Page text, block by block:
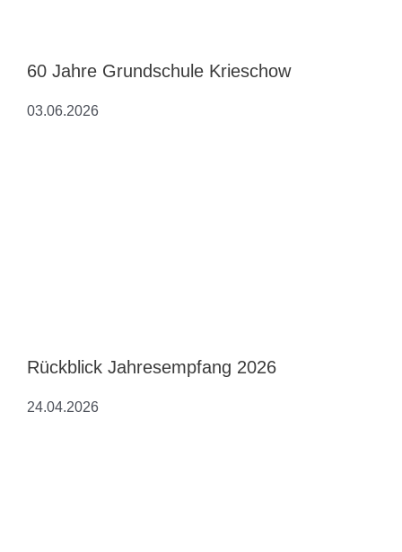
60 Jahre Grundschule Krieschow
03.06.2026
Rückblick Jahresempfang 2026
24.04.2026